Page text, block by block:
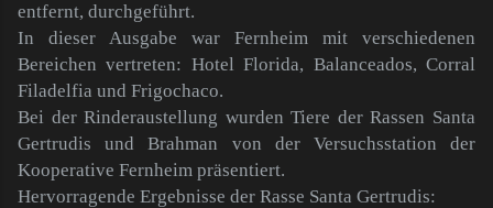
entfernt, durchgeführt.
In dieser Ausgabe war Fernheim mit verschiedenen
Bereichen vertreten: Hotel Florida, Balanceados, Corral
Filadelfia und Frigochaco.
Bei der Rinderaustellung wurden Tiere der Rassen Santa
Gertrudis und Brahman von der Versuchsstation der
Kooperative Fernheim präsentiert.
Hervorragende Ergebnisse der Rasse Santa Gertrudis: